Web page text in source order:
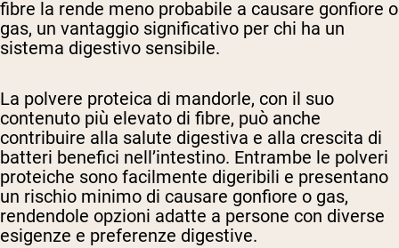
fibre la rende meno probabile a causare gonfiore o
gas, un vantaggio significativo per chi ha un
sistema digestivo sensibile.
La polvere proteica di mandorle, con il suo
contenuto più elevato di fibre, può anche
contribuire alla salute digestiva e alla crescita di
batteri benefici nell’intestino. Entrambe le polveri
proteiche sono facilmente digeribili e presentano
un rischio minimo di causare gonfiore o gas,
rendendole opzioni adatte a persone con diverse
esigenze e preferenze digestive.